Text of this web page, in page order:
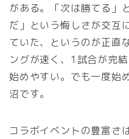
がある。「次は勝てる」
だ」という悔しさが交互
ていた、というのが正直
ングが速く、1試合が完
始めやすい。でも一度
沼です。
コラボイベントの豊富さ